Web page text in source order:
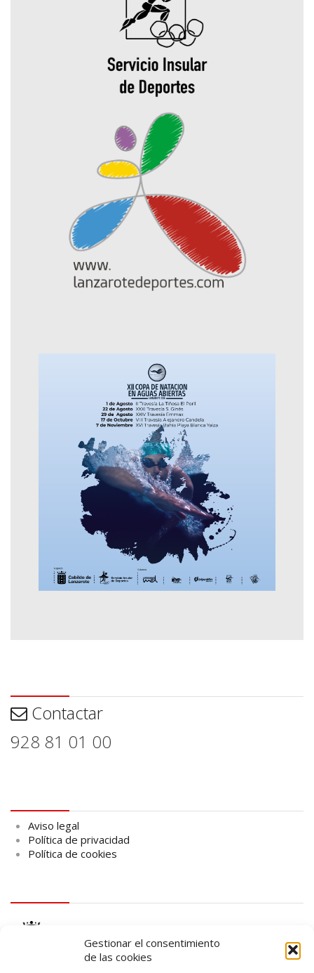
Gestionar el consentimiento
de las cookies
Contactar
928 81 01 00
Aviso legal
Política de privacidad
Política de cookies